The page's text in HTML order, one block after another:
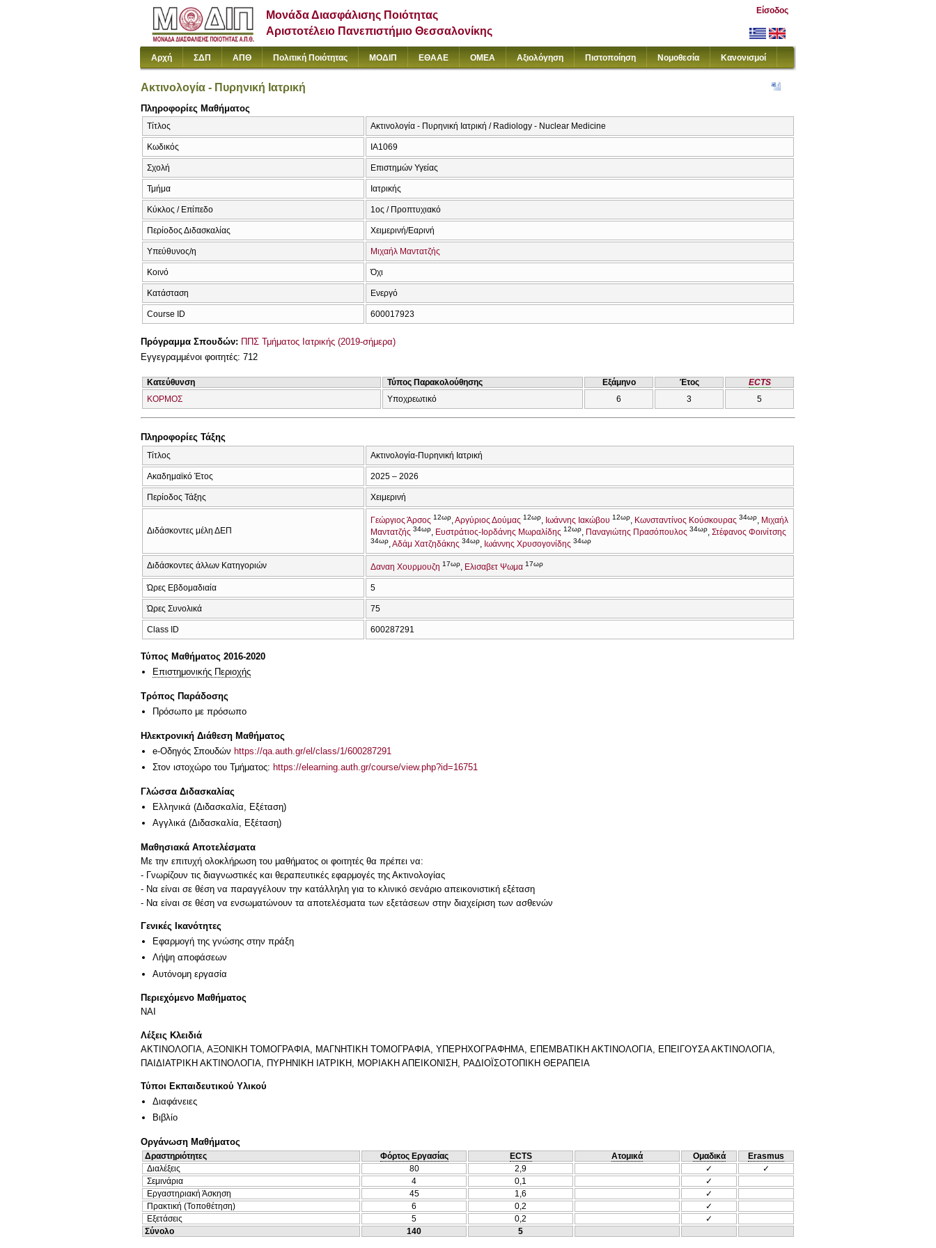
Μονάδα Διασφάλισης Ποιότητας
Αριστοτέλειο Πανεπιστήμιο Θεσσαλονίκης
Είσοδος
Αρχή ΣΔΠ ΑΠΘ Πολιτική Ποιότητας ΜΟΔΙΠ ΕΘΑΑΕ ΟΜΕΑ Αξιολόγηση Πιστοποίηση Νομοθεσία Κανονισμοί
Ακτινολογία - Πυρηνική Ιατρική
Πληροφορίες Μαθήματος
Τίτλος Ακτινολογία - Πυρηνική Ιατρική / Radiology - Nuclear Medicine
Κωδικός ΙΑ1069
Σχολή Επιστημών Υγείας
Τμήμα Ιατρικής
Κύκλος / Επίπεδο 1ος / Προπτυχιακό
Περίοδος Διδασκαλίας Χειμερινή/Εαρινή
Υπεύθυνος/η Μιχαήλ Μαντατζής
Κοινό Όχι
Κατάσταση Ενεργό
Course ID 600017923
Πρόγραμμα Σπουδών: ΠΠΣ Τμήματος Ιατρικής (2019-σήμερα)
Εγγεγραμμένοι φοιτητές: 712
Κατεύθυνση Τύπος Παρακολούθησης Εξάμηνο Έτος
ECTS
ΚΟΡΜΟΣ
Υποχρεωτικό 6 3 5
Πληροφορίες Τάξης
Τίτλος Ακτινολογία-Πυρηνική Ιατρική
Ακαδημαϊκό Έτος 2025 – 2026
Περίοδος Τάξης Χειμερινή
Διδάσκοντες μέλη ΔΕΠ
Γεώργιος Άρσος 12ωρ Αργύριος Δούμας 12ωρ Ιωάννης Ιακώβου 12ωρ Κωνσταντίνος Κούσκουρας 34ωρ
Μιχαήλ
Μαντατζής 34ωρ Ευστράτιος-Ιορδάνης Μωραλίδης 12ωρ Παναγιώτης Πρασόπουλος 34ωρ Στέφανος Φοινίτσης
34ωρ Αδάμ Χατζηδάκης 34ωρ Ιωάννης Χρυσογονίδης 34ωρ
Διδάσκοντες άλλων Κατηγοριών Δαναη Χουρμουζη 17ωρ Ελισαβετ Ψωμα 17ωρ
Ώρες Εβδομαδιαία 5
Ώρες Συνολικά 75
Class ID 600287291
Τύπος Μαθήματος 2016-2020
Επιστημονικής Περιοχής
Τρόπος Παράδοσης
Πρόσωπο με πρόσωπο
Ηλεκτρονική Διάθεση Μαθήματος
e-Οδηγός Σπουδών https://qa.auth.gr/el/class/1/600287291
Στον ιστοχώρο του Τμήματος: https://elearning.auth.gr/course/view.php?id=16751
Γλώσσα Διδασκαλίας
Ελληνικά (Διδασκαλία, Εξέταση)
Αγγλικά (Διδασκαλία, Εξέταση)
Μαθησιακά Αποτελέσματα
Με την επιτυχή ολοκλήρωση του μαθήματος οι φοιτητές θα πρέπει να:
- Γνωρίζουν τις διαγνωστικές και θεραπευτικές εφαρμογές της Ακτινολογίας
- Να είναι σε θέση να παραγγέλουν την κατάλληλη για το κλινικό σενάριο απεικονιστική εξέταση
- Να είναι σε θέση να ενσωματώνουν τα αποτελέσματα των εξετάσεων στην διαχείριση των ασθενών
Γενικές Ικανότητες
Εφαρμογή της γνώσης στην πράξη
Λήψη αποφάσεων
Αυτόνομη εργασία
Περιεχόμενο Μαθήματος
ΝΑΙ
Λέξεις Κλειδιά
ΑΚΤΙΝΟΛΟΓΙΑ, ΑΞΟΝΙΚΗ ΤΟΜΟΓΡΑΦΙΑ, ΜΑΓΝΗΤΙΚΗ ΤΟΜΟΓΡΑΦΙΑ, ΥΠΕΡΗΧΟΓΡΑΦΗΜΑ, ΕΠΕΜΒΑΤΙΚΗ ΑΚΤΙΝΟΛΟΓΙΑ, ΕΠΕΙΓΟΥΣΑ ΑΚΤΙΝΟΛΟΓΙΑ,
ΠΑΙΔΙΑΤΡΙΚΗ ΑΚΤΙΝΟΛΟΓΙΑ, ΠΥΡΗΝΙΚΗ ΙΑΤΡΙΚΗ, ΜΟΡΙΑΚΗ ΑΠΕΙΚΟΝΙΣΗ, ΡΑΔΙΟΪΣΟΤΟΠΙΚΗ ΘΕΡΑΠΕΙΑ
Τύποι Εκπαιδευτικού Υλικού
Διαφάνειες
Βιβλίο
Οργάνωση Μαθήματος
Δραστηριότητες Φόρτος Εργασίας ECTS Ατομικά Ομαδικά
Erasmus
Διαλέξεις
80 2,9 ✓
✓
Σεμινάρια
4 0,1
✓
Εργαστηριακή Άσκηση
45 1,6
✓
Πρακτική (Τοποθέτηση)
6 0,2
✓
Εξετάσεις
5 0,2
✓
Σύνολο
140 5